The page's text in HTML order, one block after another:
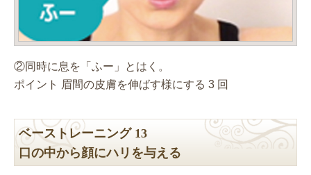
②同時に息を「ふー」とはく。
ポイント 眉間の皮膚を伸ばす様にする 3 回
ベーストレーニング 13
口の中から顔にハリを与える